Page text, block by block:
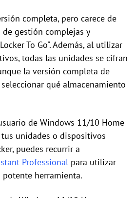
completa, pero carece de
gestión complejas y
To Go". Además, al utilizar
todas las unidades se cifran
la versión completa de
qué almacenamiento
de Windows 11/10 Home
unidades o dispositivos
puedes recurrir a
Professional para utilizar
potente herramienta.